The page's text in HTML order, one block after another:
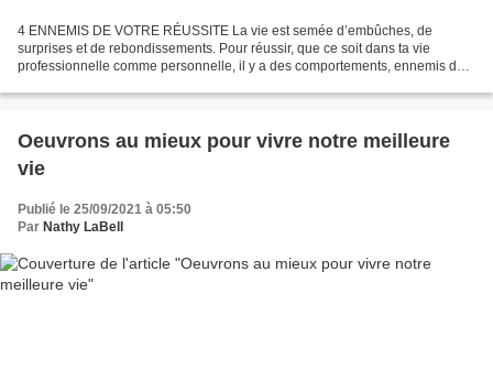
4 ENNEMIS DE VOTRE RÉUSSITE La vie est semée d’embûches, de
surprises et de rebondissements. Pour réussir, que ce soit dans ta vie
professionnelle comme personnelle, il y a des comportements, ennemis de
Oeuvrons au mieux pour vivre notre meilleure
vie
Publié le 25/09/2021 à 05:50
Par Nathy LaBell